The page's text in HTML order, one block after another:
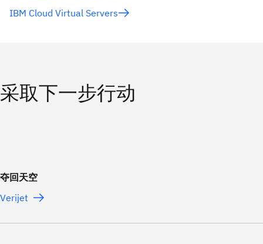
IBM Cloud Virtual Servers
采取下一步行动
夺回天空
Verijet